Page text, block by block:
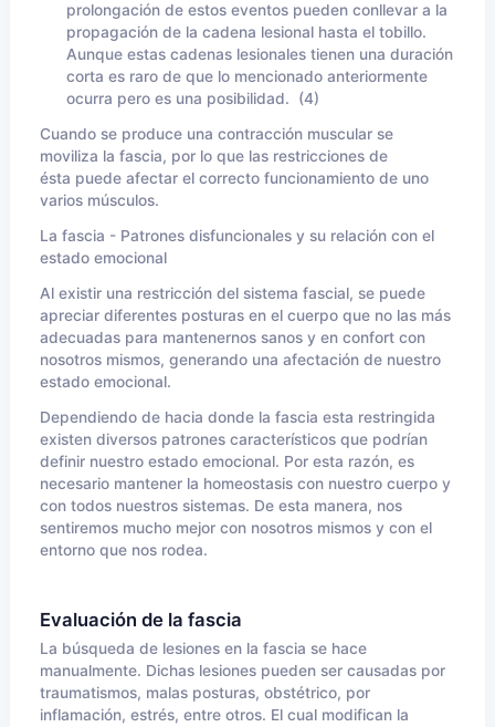
prolongación de estos eventos pueden conllevar a la
propagación de la cadena lesional hasta el tobillo.
Aunque estas cadenas lesionales tienen una duración
corta es raro de que lo mencionado anteriormente
ocurra pero es una posibilidad. (4)
Cuando se produce una contracción muscular se
moviliza la fascia, por lo que las restricciones de
ésta puede afectar el correcto funcionamiento de uno
varios músculos.
La fascia - Patrones disfuncionales y su relación con el
estado emocional
Al existir una restricción del sistema fascial, se puede
apreciar diferentes posturas en el cuerpo que no las más
adecuadas para mantenernos sanos y en confort con
nosotros mismos, generando una afectación de nuestro
estado emocional.
Dependiendo de hacia donde la fascia esta restringida
existen diversos patrones característicos que podrían
definir nuestro estado emocional. Por esta razón, es
necesario mantener la homeostasis con nuestro cuerpo y
con todos nuestros sistemas. De esta manera, nos
sentiremos mucho mejor con nosotros mismos y con el
entorno que nos rodea.
Evaluación de la fascia
La búsqueda de lesiones en la fascia se hace
manualmente. Dichas lesiones pueden ser causadas por
traumatismos, malas posturas, obstétrico, por
inflamación, estrés, entre otros. El cual modifican la